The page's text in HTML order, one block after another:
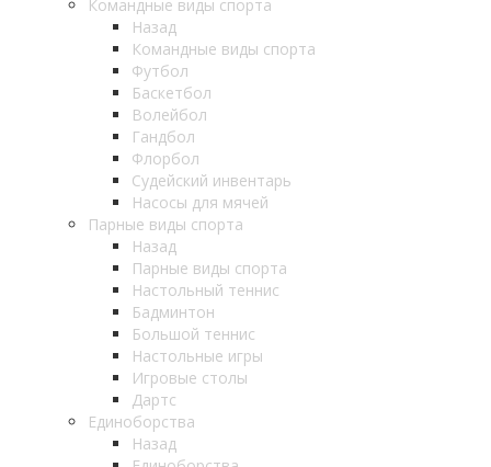
Командные виды спорта
Назад
Командные виды спорта
Футбол
Баскетбол
Волейбол
Гандбол
Флорбол
Судейский инвентарь
Насосы для мячей
Парные виды спорта
Назад
Парные виды спорта
Настольный теннис
Бадминтон
Большой теннис
Настольные игры
Игровые столы
Дартс
Единоборства
Назад